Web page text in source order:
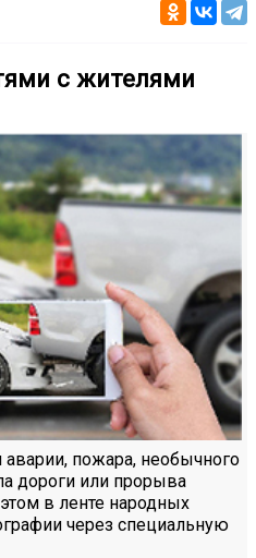
с жителями
пожара, необычного
дороги или прорыва
в ленте народных
через специальную